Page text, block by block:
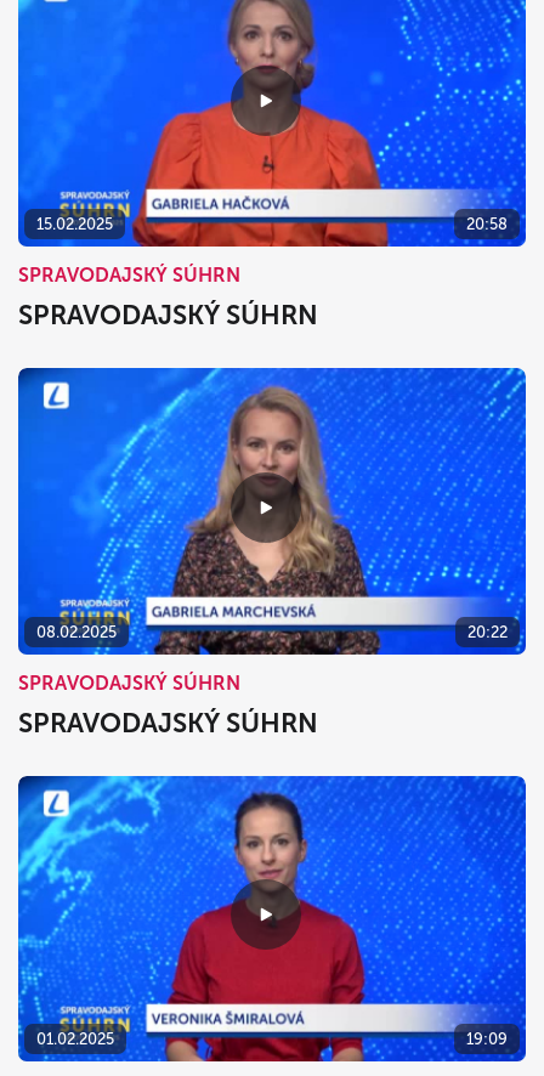
15.02.2025 20:58
SPRAVODAJSKÝ SÚHRN
SPRAVODAJSKÝ SÚHRN
08.02.2025 20:22
SPRAVODAJSKÝ SÚHRN
SPRAVODAJSKÝ SÚHRN
01.02.2025 19:09